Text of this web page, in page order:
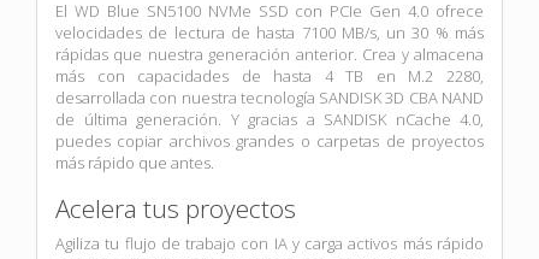
El WD Blue SN5100 NVMe SSD con PCIe Gen 4.0 ofrece
velocidades de lectura de hasta 7100 MB/s, un 30 % más
rápidas que nuestra generación anterior. Crea y almacena
más con capacidades de hasta 4 TB en M.2 2280,
desarrollada con nuestra tecnología SANDISK 3D CBA NAND
de última generación. Y gracias a SANDISK nCache 4.0,
puedes copiar archivos grandes o carpetas de proyectos
más rápido que antes.
Acelera tus proyectos
Agiliza tu flujo de trabajo con IA y carga activos más rápido